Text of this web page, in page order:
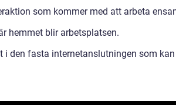
som kommer med att arbeta
hemmet blir arbetsplatsen.
den fasta internetanslutningen som kan